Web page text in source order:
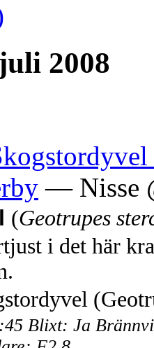
2008
— Nisse
(Geotrupes
i det här
Blixt: Ja